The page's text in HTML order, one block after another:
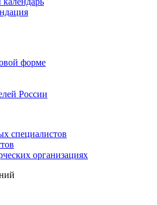
форме
России
специалистов
организациях